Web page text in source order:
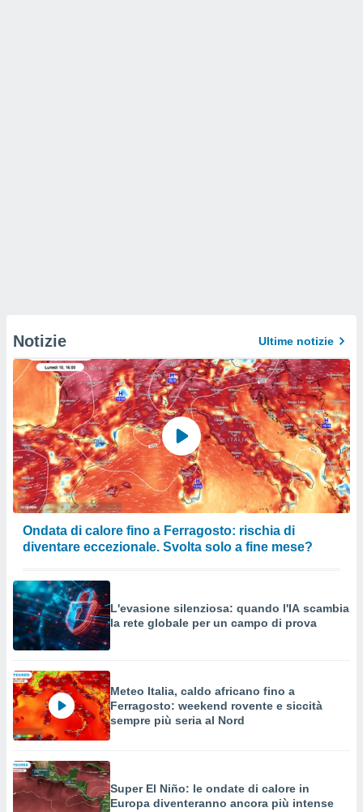
Notizie Ultime notizie
Ondata di calore fino a Ferragosto: rischia di
diventare eccezionale. Svolta solo a fine mese?
L'evasione silenziosa: quando l'IA scambia
la rete globale per un campo di prova
Meteo Italia, caldo africano fino a
Ferragosto: weekend rovente e siccità
sempre più seria al Nord
Super El Niño: le ondate di calore in
Europa diventeranno ancora più intense